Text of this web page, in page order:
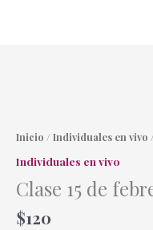
Inicio / Individuales en vivo
Individuales en vivo
Clase 15 de
$120
de
de
2022